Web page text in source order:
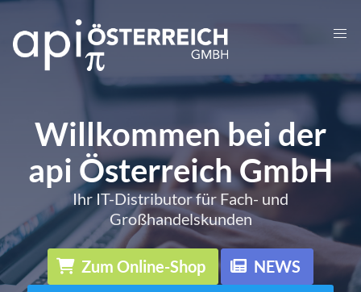
Willkommen bei der
api Österreich GmbH
Ihr IT-Distributor für Fach- und
Großhandelskunden
Zum Online-Shop
NEWS